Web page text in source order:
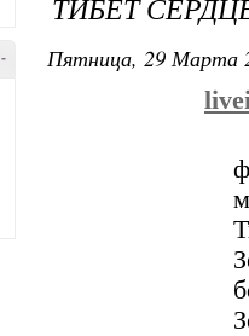
- Пятница, 29 Марта